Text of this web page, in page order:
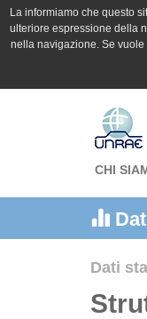
La informiamo che questo
ulteriore espressione della
nella navigazione. Se
CHI
Dati